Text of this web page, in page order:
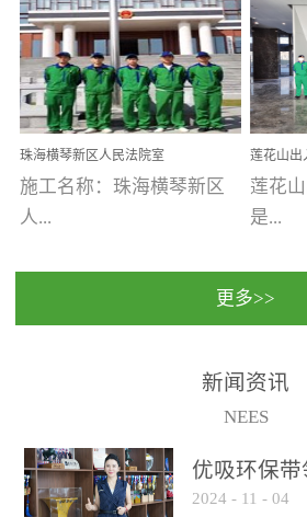
求
支优
茁
人人
她将
将会
优吸
全国
【东莞美豪雅致酒店】室
内空气治理项目东莞美豪
雅致酒店 东莞美豪雅
致酒店是为中高端人士...
学广
理 工
州南
州)
珠海横琴新区人民法院室
内除甲醛空气治理项目
施工名称：珠海横琴新区
人...
民法院室内除甲醛空气治
保施工日期：2020年1月珠
莲花山出
室内除
莲花
是...
国家
（及
更多>>
新闻资讯
NEES
优吸环保
勇敢破局向“
2024 - 11 - 04